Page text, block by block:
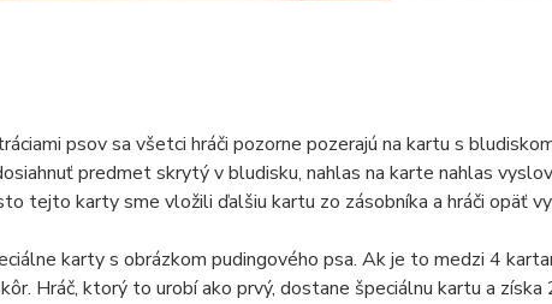
psov sa všetci hráči pozorne pozerajú na kartu s
predmet skrytý v bludisku, nahlas na karte nahlas
tejto karty sme vložili ďalšiu kartu zo zásobníka a hráči opäť
karty s obrázkom pudingového psa. Ak je to medzi 4
Hráč, ktorý to urobí ako prvý, dostane špeciálnu kartu a získa